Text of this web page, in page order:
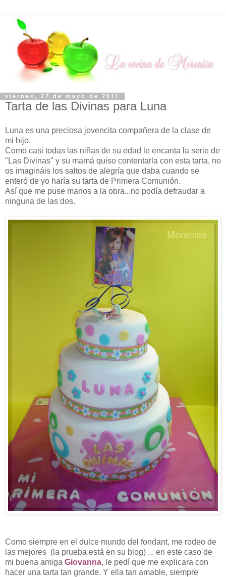
viernes, 27 de mayo de 2011
Tarta de las Divinas para Luna
Luna es una preciosa jovencita compañera de la clase de
mi hijo.
Como casi todas las niñas de su edad le encanta la serie de
"Las Divinas" y su mamá quiso contentarla con esta tarta, no
os imagináis los saltos de alegría que daba cuando se
enteró de yo haría su tarta de Primera Comunión.
Así que me puse manos a la obra...no podía defraudar a
ninguna de las dos.
Como siempre en el dulce mundo del fondant, me rodeo de
las mejores (la prueba está en su blog) ... en este caso de
mi buena amiga Giovanna, le pedí que me explicara con
hacer una tarta tan grande. Y ella tan amable, siempre